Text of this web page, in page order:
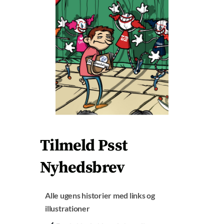
brug for hjælp.
Vi drømmer også om at lave både lyd og video, og en
fast podcast er øverst på listen.
Og så skylder vi vores fantastiske tegner, Mads
Ortmann (manden bag forsidebilledet), nogle penge.
Ikke sandt, Mads?
Drømmen for 2025 er, at Psst! kan stå selv. Ikke med
fede månedslønninger, det regner vi ganske enkelt
ikke med, men så alle udgifter til site, podcast og evt.
Fuld fart frem – men med konsekvenser
Tilmeld Psst
Nyhedsbrev
Alle ugens historier med links og
illustrationer